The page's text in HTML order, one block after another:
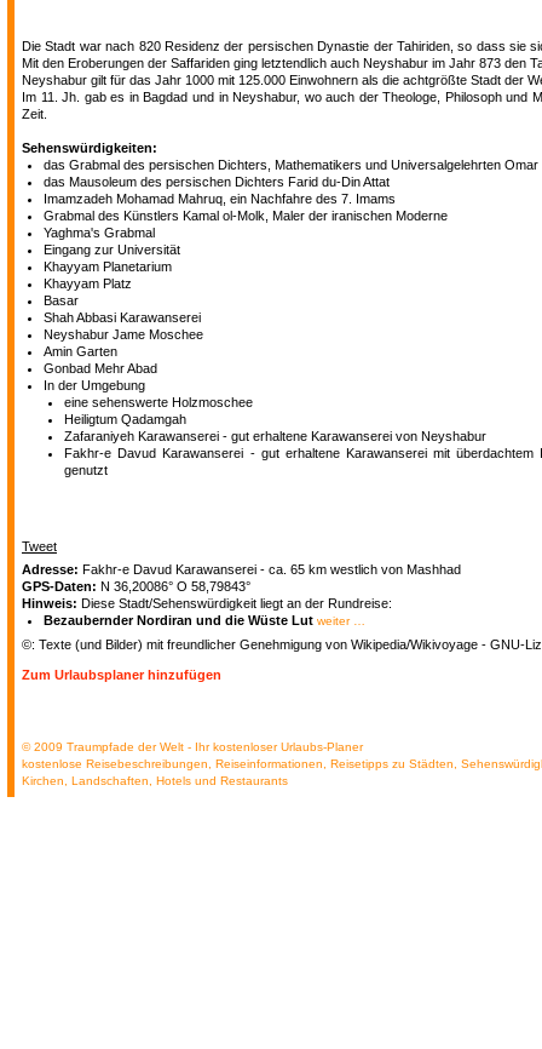
Die Stadt war nach 820 Residenz der persischen Dynastie der Tahiriden, so dass sie
Mit den Eroberungen der Saffariden ging letztendlich auch Neyshabur im Jahr 873 den
Neyshabur gilt für das Jahr 1000 mit 125.000 Einwohnern als die achtgrößte Stadt der
Im 11. Jh. gab es in Bagdad und in Neyshabur, wo auch der Theologe, Philosoph und
Zeit.
Sehenswürdigkeiten:
das Grabmal des persischen Dichters, Mathematikers und Universalgelehrten Omar
das Mausoleum des persischen Dichters Farid du-Din Attat
Imamzadeh Mohamad Mahruq, ein Nachfahre des 7. Imams
Grabmal des Künstlers Kamal ol-Molk, Maler der iranischen Moderne
Yaghma's Grabmal
Eingang zur Universität
Khayyam Planetarium
Khayyam Platz
Basar
Shah Abbasi Karawanserei
Neyshabur Jame Moschee
Amin Garten
Gonbad Mehr Abad
In der Umgebung
eine sehenswerte Holzmoschee
Heiligtum Qadamgah
Zafaraniyeh Karawanserei - gut erhaltene Karawanserei von Neyshabur
Fakhr-e Davud Karawanserei - gut erhaltene Karawanserei mit
genutzt
Tweet
Adresse: Fakhr-e Davud Karawanserei - ca. 65 km westlich von Mashhad
GPS-Daten: N 36,20086° O 58,79843°
Hinweis: Diese Stadt/Sehenswürdigkeit liegt an der Rundreise:
Bezaubernder Nordiran und die Wüste Lutweiter …
©: Texte (und Bilder) mit freundlicher Genehmigung von Wikipedia/Wikivoyage - GNU-
Zum Urlaubsplaner hinzufügen
© 2009 Traumpfade der Welt - Ihr kostenloser Urlaubs-Planer
kostenlose Reisebeschreibungen, Reiseinformationen, Reisetipps zu Städten,
Kirchen, Landschaften, Hotels und Restaurants